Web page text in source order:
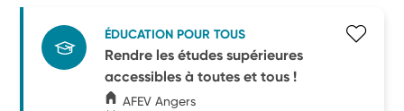
ÉDUCATION POUR TOUS
Rendre les études supérieures
accessibles à toutes et tous !
AFEV Angers